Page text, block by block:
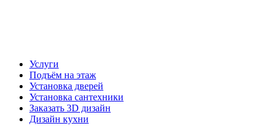
Услуги
Подъём на этаж
Установка дверей
Установка сантехники
Заказать 3D дизайн
Дизайн кухни